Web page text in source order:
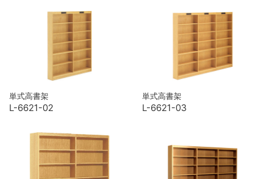
単式高書架
L-6621-02
単式高書架
L-6621-03